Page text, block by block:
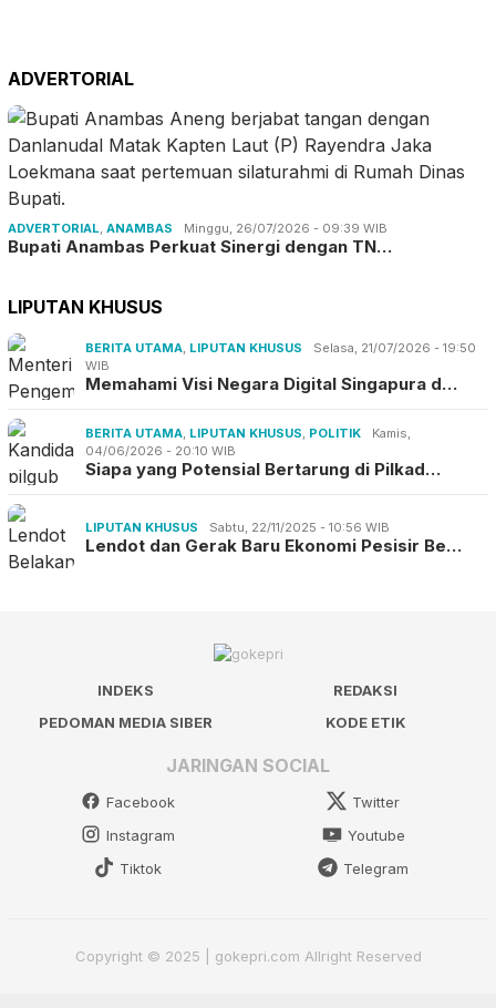
ADVERTORIAL
ADVERTORIAL, ANAMBAS Minggu, 26/07/2026 - 09:39 WIB
Bupati Anambas Perkuat Sinergi dengan TN…
LIPUTAN KHUSUS
BERITA UTAMA, LIPUTAN KHUSUS
Selasa, 21/07/2026 - 19:50
WIB
Memahami Visi Negara Digital Singapura d…
BERITA UTAMA, LIPUTAN KHUSUS, POLITIK
Kamis,
04/06/2026 - 20:10 WIB
Siapa yang Potensial Bertarung di Pilkad…
LIPUTAN KHUSUS Sabtu, 22/11/2025 - 10:56 WIB
Lendot dan Gerak Baru Ekonomi Pesisir Be…
INDEKS
REDAKSI
PEDOMAN MEDIA SIBER
KODE ETIK
JARINGAN SOCIAL
Facebook
Twitter
Instagram
Youtube
Tiktok
Telegram
Copyright © 2025 | gokepri.com Allright Reserved